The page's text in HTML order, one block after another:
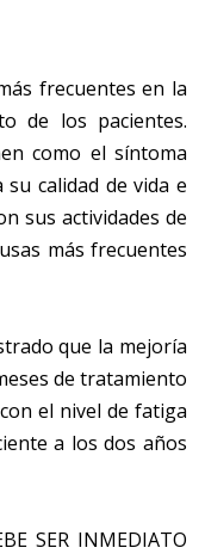
frecuentes en la
de los pacientes.
como el síntoma
calidad de vida e
sus actividades de
más frecuentes
que la mejoría
de tratamiento
el nivel de fatiga
a los dos años
SER INMEDIATO